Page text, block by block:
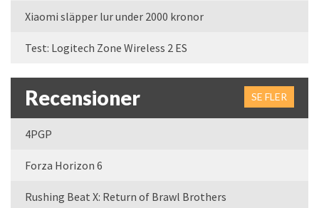
Xiaomi släpper lur under 2000 kronor
Test: Logitech Zone Wireless 2 ES
Recensioner SE FLER
4PGP
Forza Horizon 6
Rushing Beat X: Return of Brawl Brothers